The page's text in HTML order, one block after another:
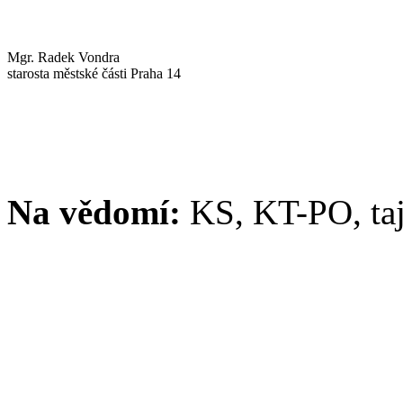
Mgr. Radek Vondra
starosta městské části Praha 14
Na vědomí: KS, KT-PO,